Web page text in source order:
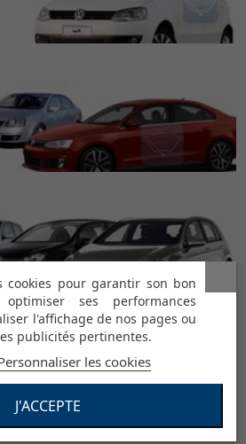
cookies pour garantir son bon
ses performances
l'affichage de nos pages ou
publicités pertinentes.
les cookies
J'ACCEPTE